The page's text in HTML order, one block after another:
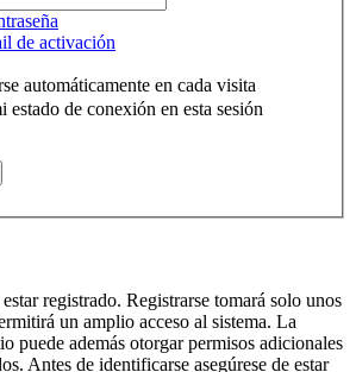
de activación
automáticamente en cada visita
estado de conexión en esta sesión
registrado. Registrarse tomará solo unos
un amplio acceso al sistema. La
puede además otorgar permisos adicionales
Antes de identificarse asegúrese de estar